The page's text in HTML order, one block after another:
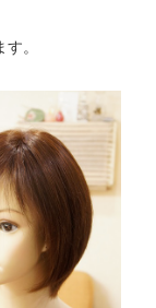
。